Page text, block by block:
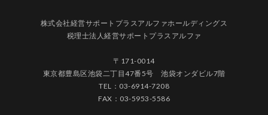
株式会社経営サポートプラスアルファホールディングス
税理士法人経営サポートプラスアルファ
〒171-0014
東京都豊島区池袋二丁目47番5号 池袋オンダビル7階
TEL：03-6914-7208
FAX：03-5953-5586